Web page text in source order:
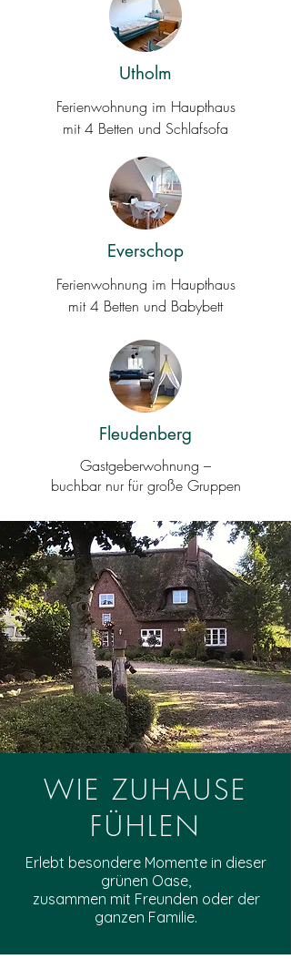
Utholm
Ferienwohnung im Haupthaus
mit 4 Betten und Schlafsofa
Everschop
Ferienwohnung im Haupthaus
mit 4 Betten und Babybett
Fleudenberg
Gastgeberwohnung –
buchbar nur für große Gruppen
WIE ZUHAUSE
FÜHLEN
Erlebt besondere Momente in dieser
grünen Oase,
zusammen mit Freunden oder der
ganzen Familie.